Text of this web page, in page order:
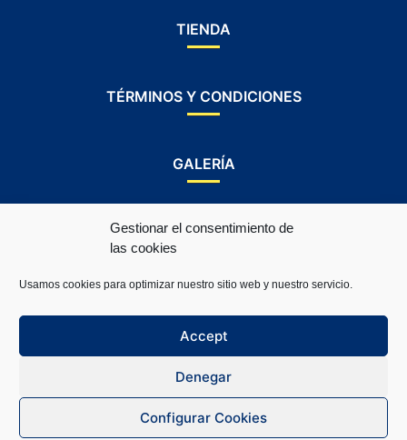
Gestionar el consentimiento de
las cookies
Usamos cookies para optimizar nuestro sitio web y nuestro servicio.
Accept
Denegar
Configurar Cookies
TIENDA
TÉRMINOS Y CONDICIONES
GALERÍA
REDES Y CONTACTOS